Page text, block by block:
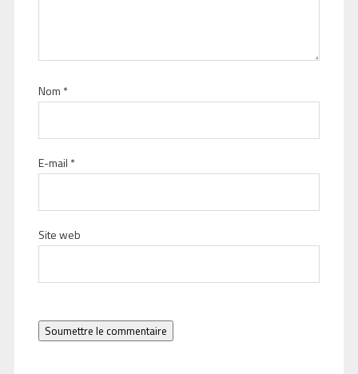
Nom *
E-mail *
Site web
Soumettre le commentaire